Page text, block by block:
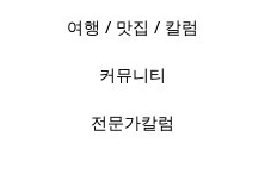
여행 / 맛집 / 칼럼
커뮤니티
전문가칼럼